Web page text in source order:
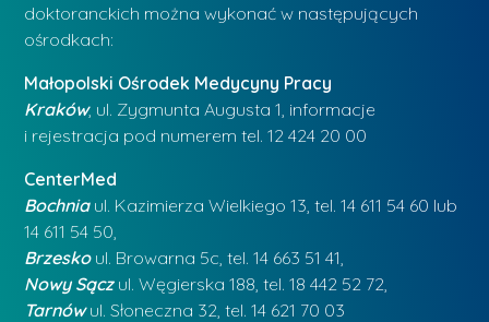
doktoranckich można wykonać w następujących
ośrodkach:
Małopolski Ośrodek Medycyny Pracy
Kraków, ul. Zygmunta Augusta 1, informacje
i rejestracja pod numerem tel. 12 424 20 00
CenterMed
Bochnia ul. Kazimierza Wielkiego 13, tel. 14 611 54 60 lub
14 611 54 50,
Brzeskoul. Browarna 5c, tel. 14 663 51 41,
Nowy Sącz ul. Węgierska 188, tel. 18 442 52 72,
Tarnówul. Słoneczna 32, tel. 14 621 70 03